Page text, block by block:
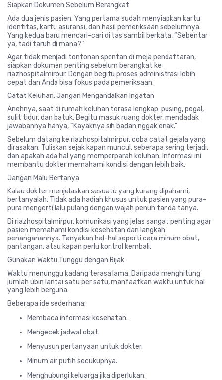
Siapkan Dokumen Sebelum Berangkat
Ada dua jenis pasien. Yang pertama sudah menyiapkan kartu
identitas, kartu asuransi, dan hasil pemeriksaan sebelumnya.
Yang kedua baru mencari-cari di tas sambil berkata, “Sebentar
ya, tadi taruh di mana?”
Agar tidak menjadi tontonan spontan di meja pendaftaran,
siapkan dokumen penting sebelum berangkat ke
riazhospitalmirpur. Dengan begitu proses administrasi lebih
cepat dan Anda bisa fokus pada pemeriksaan.
Catat Keluhan, Jangan Mengandalkan Ingatan
Anehnya, saat di rumah keluhan terasa lengkap: pusing, pegal,
sulit tidur, dan batuk. Begitu masuk ruang dokter, mendadak
jawabannya hanya, “Kayaknya sih badan nggak enak.”
Sebelum datang ke riazhospitalmirpur, coba catat gejala yang
dirasakan. Tuliskan sejak kapan muncul, seberapa sering terjadi,
dan apakah ada hal yang memperparah keluhan. Informasi ini
membantu dokter memahami kondisi dengan lebih baik.
Jangan Malu Bertanya
Kalau dokter menjelaskan sesuatu yang kurang dipahami,
bertanyalah. Tidak ada hadiah khusus untuk pasien yang pura-
pura mengerti lalu pulang dengan wajah penuh tanda tanya.
Di riazhospitalmirpur, komunikasi yang jelas sangat penting agar
pasien memahami kondisi kesehatan dan langkah
penanganannya. Tanyakan hal-hal seperti cara minum obat,
pantangan, atau kapan perlu kontrol kembali.
Gunakan Waktu Tunggu dengan Bijak
Waktu menunggu kadang terasa lama. Daripada menghitung
jumlah ubin lantai satu per satu, manfaatkan waktu untuk hal
yang lebih berguna.
Beberapa ide sederhana:
Membaca informasi kesehatan.
Mengecek jadwal obat.
Menyusun pertanyaan untuk dokter.
Minum air putih secukupnya.
Menghubungi keluarga jika diperlukan.